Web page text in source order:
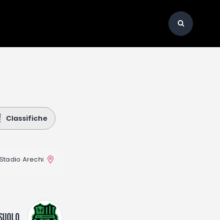
Classifiche
Stadio Arechi